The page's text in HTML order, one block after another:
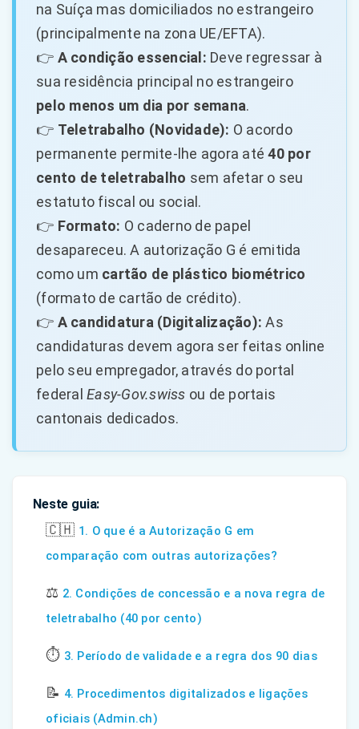
na Suíça mas domiciliados no estrangeiro
(principalmente na zona UE/EFTA).
👉 A condição essencial: Deve regressar à
sua residência principal no estrangeiro
pelo menos um dia por semana.
👉 Teletrabalho (Novidade): O acordo
permanente permite-lhe agora até40 por
cento de teletrabalho sem afetar o seu
estatuto fiscal ou social.
👉 Formato: O caderno de papel
desapareceu. A autorização G é emitida
como um cartão de plástico biométrico
(formato de cartão de crédito).
👉 A candidatura (Digitalização): As
candidaturas devem agora ser feitas online
pelo seu empregador, através do portal
federalEasy-Gov.swiss ou de portais
cantonais dedicados.
Neste guia:
🇨🇭 1. O que é a Autorização G em
comparação com outras autorizações?
⚖️ 2. Condições de concessão e a nova regra de
teletrabalho (40 por cento)
⏱️ 3. Período de validade e a regra dos 90 dias
📝 4. Procedimentos digitalizados e ligações
oficiais (Admin.ch)